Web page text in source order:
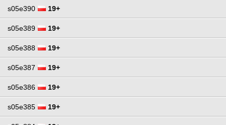
s05e390 19+
s05e389 19+
s05e388 19+
s05e387 19+
s05e386 19+
s05e385 19+